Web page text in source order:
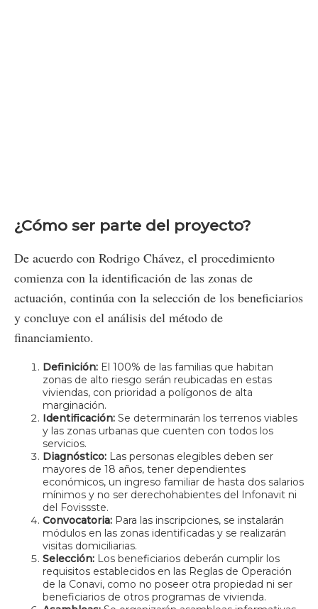
¿Cómo ser parte del proyecto?
De acuerdo con Rodrigo Chávez, el procedimiento
comienza con la identificación de las zonas de
actuación, continúa con la selección de los beneficiarios
y concluye con el análisis del método de
financiamiento.
Definición: El 100% de las familias que habitan
zonas de alto riesgo serán reubicadas en estas
viviendas, con prioridad a polígonos de alta
marginación.
Identificación: Se determinarán los terrenos viables
y las zonas urbanas que cuenten con todos los
servicios.
Diagnóstico: Las personas elegibles deben ser
mayores de 18 años, tener dependientes
económicos, un ingreso familiar de hasta dos salarios
mínimos y no ser derechohabientes del Infonavit ni
del Fovissste.
Convocatoria: Para las inscripciones, se instalarán
módulos en las zonas identificadas y se realizarán
visitas domiciliarias.
Selección: Los beneficiarios deberán cumplir los
requisitos establecidos en las Reglas de Operación
de la Conavi, como no poseer otra propiedad ni ser
beneficiarios de otros programas de vivienda.